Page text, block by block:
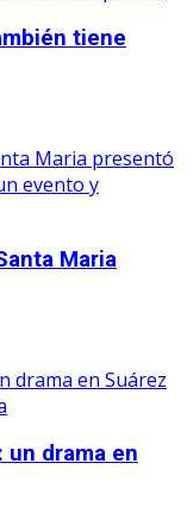
tiene
Maria
un drama en